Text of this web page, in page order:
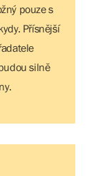
pouze s
Přísnější
silně